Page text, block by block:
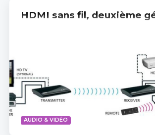
HDMI sans fil, deuxième
AUDIO & VIDÉO